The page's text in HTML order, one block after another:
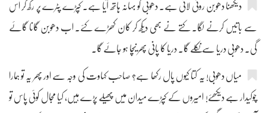
دیکھنا دھوبن روٹی لائی ہے۔ دھوبی کو بہانہ ہاتھ آیا ہے۔ کپڑے پٹرے پر رکھ کر اس
سے باتیں کرنے لگا۔ کتے نے بھی دیکھ کر کان کھڑے کئے۔ اب دھوبن گانا گائے
گی۔ دھوبی دریا سے نکلے گا۔ دریا کا پانی پھر نیچا ہو جائے گا۔
میاں دھوبی! یہ کتا کیوں پال رکھا ہے؟ صاحب کہاوت کی وجہ سے اور پھر یہ تو ہمارا
چوکیدار ہے دیکھئے! امیروں کے کپڑے میدان میں پھیلے پڑے ہیں، کیا مجال کوئی پاس تو